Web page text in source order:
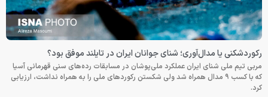
رکوردشکنی یا مدال‌آوری؛ شنای جوانان ایران در تایلند موفق بود؟
مربی تیم ملی شنای ایران عملکرد ملی‌پوشان در مسابقات رده‌های سنی قهرمانی آسیا
که با کسب ۹ مدال همراه شد ولی شکستن رکوردهای ملی را به همراه نداشت، ارزیابی
کرد.